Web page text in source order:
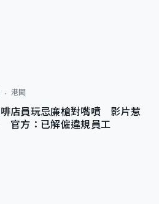
港聞
店員玩忌廉槍對嘴噴 影片惹
官方：已解僱違規員工